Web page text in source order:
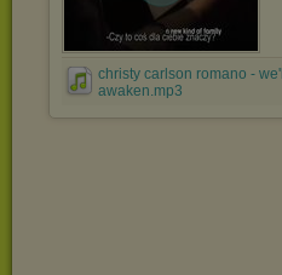
christy carlson romano - we'll
awaken.mp3